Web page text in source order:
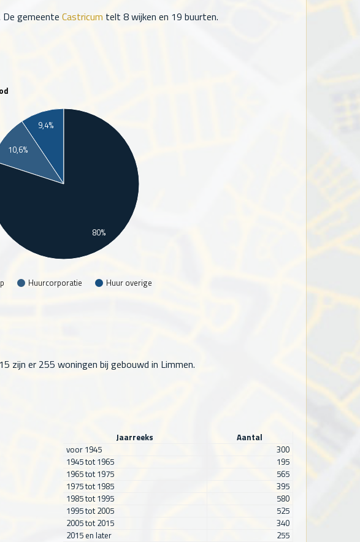
De gemeente Castricum telt 8wijken en 19 buurten.
Huurcorporatie Huur overige
9,4%
10,6%
80%
zijn er 255 woningen bij gebouwd in Limmen.
Jaarreeks
Aantal
voor 1945
300
1945 tot 1965
195
1965 tot 1975
565
1975 tot 1985
395
1985 tot 1995
580
1995 tot 2005
525
2005 tot 2015
340
2015 en later
255